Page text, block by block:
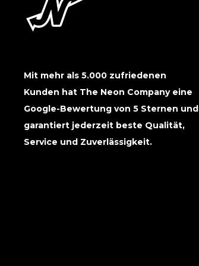
Mit mehr als 5.000 zufriedenen
Kunden hat The Neon Company eine
Google-Bewertung von 5 Sternen und
garantiert jederzeit beste Qualität,
Service und Zuverlässigkeit.